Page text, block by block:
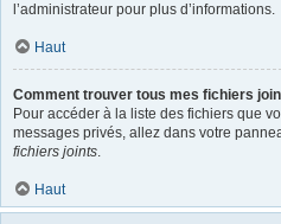
l’administrateur pour plus d’informations.
Haut
Comment trouver tous mes fichiers
Pour accéder à la liste des fichiers que
messages privés, allez dans votre
fichiers joints.
Haut